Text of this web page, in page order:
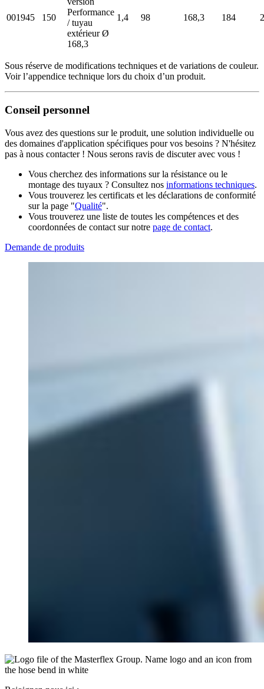
001945 150
Performance
/ tuyau
extérieur Ø
168,3
1,4 98 168,3 184
Sous réserve de modifications techniques et de variations de couleur.
Voir l’appendice technique lors du choix d’un produit.
Conseil personnel
Vous avez des questions sur le produit, une solution individuelle ou
des domaines d'application spécifiques pour vos besoins ? N'hésitez
pas à nous contacter ! Nous serons ravis de discuter avec vous !
Vous cherchez des informations sur la résistance ou le
montage des tuyaux ? Consultez nos informations techniques.
Vous trouverez les certificats et les déclarations de conformité
sur la page "Qualité".
Vous trouverez une liste de toutes les compétences et des
coordonnées de contact sur notre page de contact.
Demande de produits